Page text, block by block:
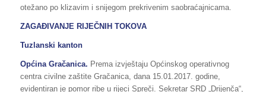
otežano po klizavim i snijegom prekrivenim saobraćajnicama.
ZAGAĐIVANJE RIJEČNIH TOKOVA
Tuzlanski kanton
Općina Gračanica. Prema izvještaju Općinskog operativnog
centra civilne zaštite Gračanica, dana 15.01.2017. godine,
evidentiran je pomor ribe u rijeci Spreči. Sekretar SRD „Drijenča“,